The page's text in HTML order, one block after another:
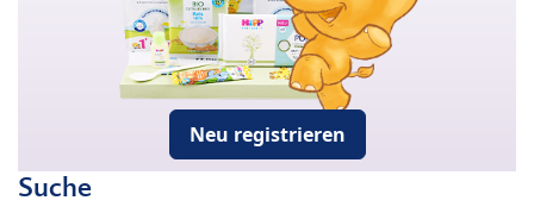
Neu registrieren
Suche